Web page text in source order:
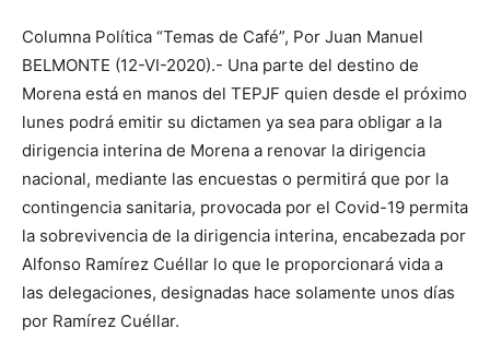
Columna Política “Temas de Café”, Por Juan Manuel
BELMONTE (12-VI-2020).- Una parte del destino de
Morena está en manos del TEPJF quien desde el próximo
lunes podrá emitir su dictamen ya sea para obligar a la
dirigencia interina de Morena a renovar la dirigencia
nacional, mediante las encuestas o permitirá que por la
contingencia sanitaria, provocada por el Covid-19 permita
la sobrevivencia de la dirigencia interina, encabezada por
Alfonso Ramírez Cuéllar lo que le proporcionará vida a
las delegaciones, designadas hace solamente unos días
por Ramírez Cuéllar.